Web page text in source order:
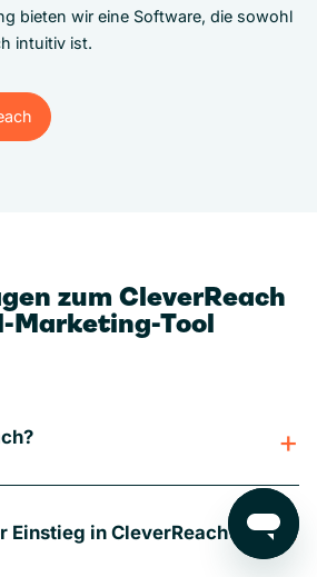
bieten wir eine Software, die sowohl
intuitiv ist.
zum CleverReach
Marketing-Tool
in CleverReach?